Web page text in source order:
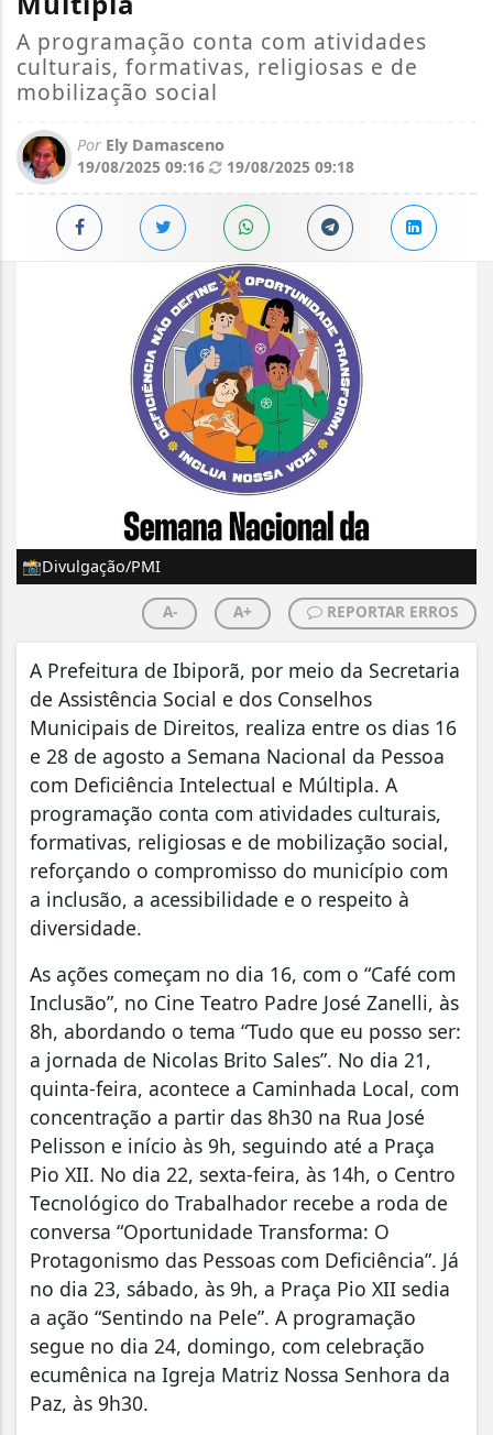
A programação conta com atividades
culturais, formativas, religiosas e de
mobilização social
Por Ely Damasceno
19/08/2025 09:16
19/08/2025 09:18
📸Divulgação/PMI
A- A+ REPORTAR ERROS
A Prefeitura de Ibiporã, por meio da Secretaria
de Assistência Social e dos Conselhos
Municipais de Direitos, realiza entre os dias 16
e 28 de agosto a Semana Nacional da Pessoa
com Deficiência Intelectual e Múltipla. A
programação conta com atividades culturais,
formativas, religiosas e de mobilização social,
reforçando o compromisso do município com
a inclusão, a acessibilidade e o respeito à
diversidade.
As ações começam no dia 16, com o “Café com
Inclusão”, no Cine Teatro Padre José Zanelli, às
8h, abordando o tema “Tudo que eu posso ser:
a jornada de Nicolas Brito Sales”. No dia 21,
quinta-feira, acontece a Caminhada Local, com
concentração a partir das 8h30 na Rua José
Pelisson e início às 9h, seguindo até a Praça
Pio XII. No dia 22, sexta-feira, às 14h, o Centro
Tecnológico do Trabalhador recebe a roda de
conversa “Oportunidade Transforma: O
Protagonismo das Pessoas com Deficiência”. Já
no dia 23, sábado, às 9h, a Praça Pio XII sedia
a ação “Sentindo na Pele”. A programação
segue no dia 24, domingo, com celebração
ecumênica na Igreja Matriz Nossa Senhora da
Paz, às 9h30.